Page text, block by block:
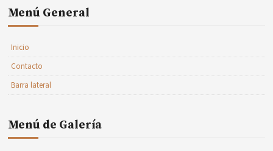
Menú General
Inicio
Contacto
Barra lateral
Menú de Galería